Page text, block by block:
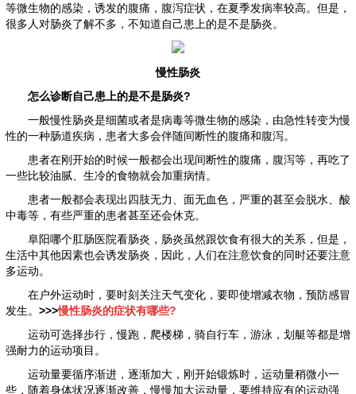
等微生物的感染，诱发的腹痛，腹泻症状，在夏季发病率较高。但是，
很多人对肠炎了解不多，不知道自己患上的是不是肠炎。
慢性肠炎
怎么诊断自己患上的是不是肠炎?
一般慢性肠炎是细菌或者是病毒等微生物的感染，由急性转变为慢
性的一种肠道疾病，患者大多会伴随间断性的腹痛和腹泻。
患者在刚开始的时候一般都会出现间断性的腹痛，腹泻等，再吃了
一些比较油腻、生冷的食物就会加重病情。
患者一般都会表现出四肢无力、面无血色，严重的甚至会脱水、酸
中毒等，有些严重的患者甚至还会休克。
阜阳哪个肛肠医院看肠炎，肠炎虽然跟饮食有很大的关系，但是，
生活中其他因素也会诱发肠炎，因此，人们在注意饮食的同时还要注意
多运动。
在户外运动时，要时刻关注天气变化，要即使增减衣物，预防感冒
发生。 >>>慢性肠炎的症状有哪些?
运动可选择步行，慢跑，爬楼梯，骑自行车，游泳，划艇等都是增
强耐力的运动项目。
运动量要循序渐进，逐渐加大，刚开始锻炼时，运动量稍微小一
些，随着身体状况逐渐改善，慢慢加大运动量，要维持应有的运动强